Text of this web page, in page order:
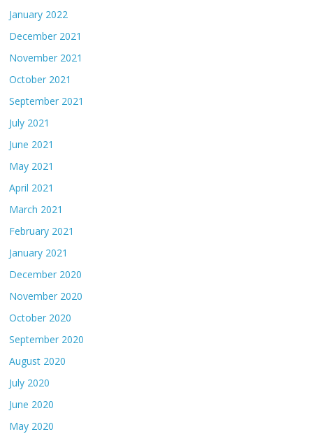
January 2022
December 2021
November 2021
October 2021
September 2021
July 2021
June 2021
May 2021
April 2021
March 2021
February 2021
January 2021
December 2020
November 2020
October 2020
September 2020
August 2020
July 2020
June 2020
May 2020